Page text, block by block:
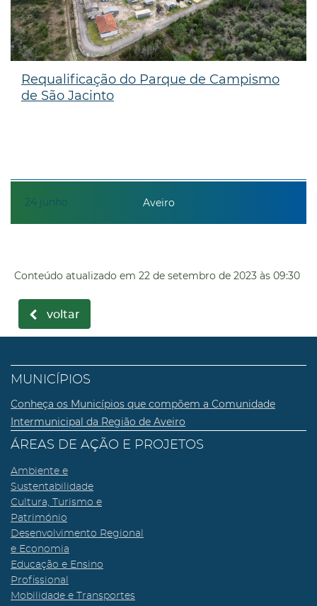
24 junho
Requalificação do Parque de Campismo
de São Jacinto
Aveiro
Conteúdo atualizado em 22 de setembro de 2023 às 09:30
voltar
MUNICÍPIOS
Conheça os Municípios que compõem a Comunidade
Intermunicipal da Região de Aveiro
ÁREAS DE AÇÃO E PROJETOS
Ambiente e
Sustentabilidade
Cultura, Turismo e
Património
Desenvolvimento Regional
e Economia
Educação e Ensino
Profissional
Mobilidade e Transportes